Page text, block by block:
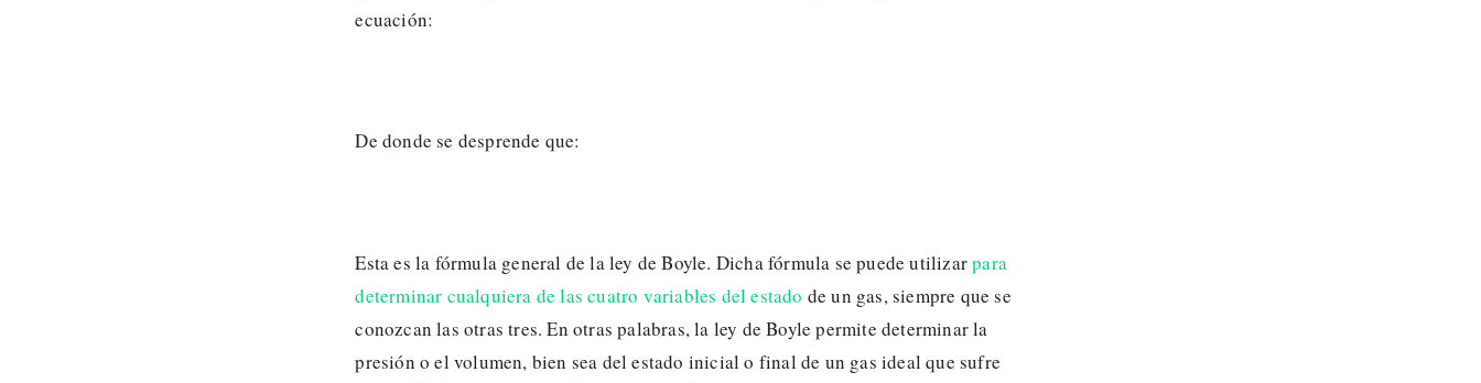
ecuación:
De donde se desprende que:
Esta es la fórmula general de la ley de Boyle. Dicha fórmula se puede utilizarpara
determinar cualquiera de las cuatro variables del estado de un gas, siempre que se
conozcan las otras tres. En otras palabras, la ley de Boyle permite determinar la
presión o el volumen, bien sea del estado inicial o final de un gas ideal que sufre